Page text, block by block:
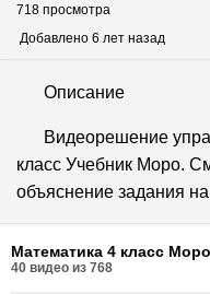
718 просмотра
Добавлено 6 лет назад
Описание
Видеорешение
класс Учебник Моро.
объяснение задания
Математика 4 класс
40 видео из 768
6
6